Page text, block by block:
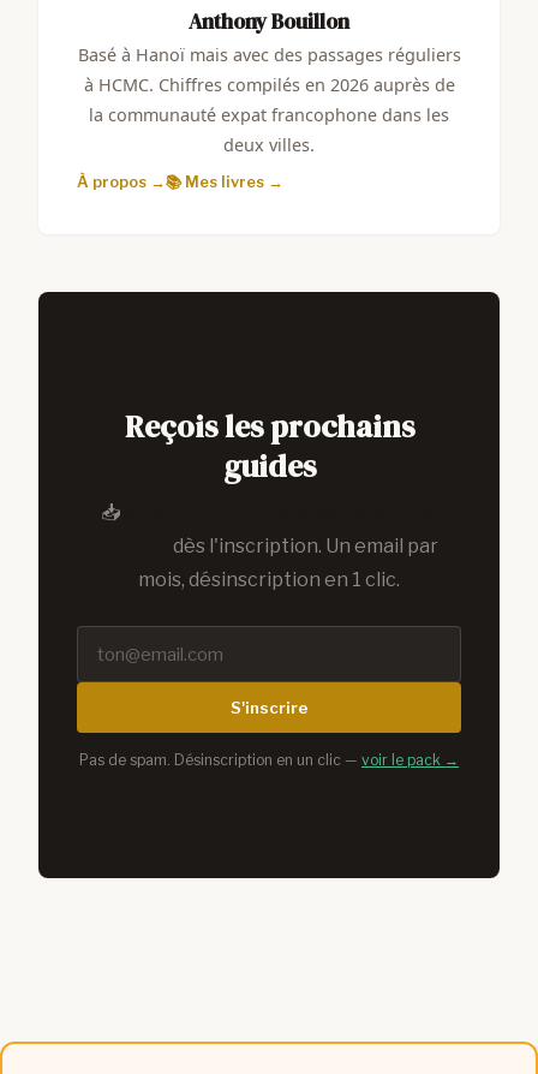
Anthony Bouillon
Basé à Hanoï mais avec des passages réguliers
à HCMC. Chiffres compilés en 2026 auprès de
la communauté expat francophone dans les
deux villes.
À propos →📚 Mes livres →
Reçois les prochains
guides
📥
dès l'inscription. Un email par
mois, désinscription en 1 clic.
S'inscrire
Pas de spam. Désinscription en un clic — voir le pack →